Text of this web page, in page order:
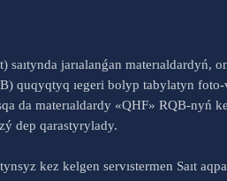
saıtynda jarıalanǵan
quqyqtyq ıegeri bolyp tabylatyn foto-
da materıaldardy «QHF» RQB-nyń
dep qarastyrylady.
kez kelgen servıstermen Saıt